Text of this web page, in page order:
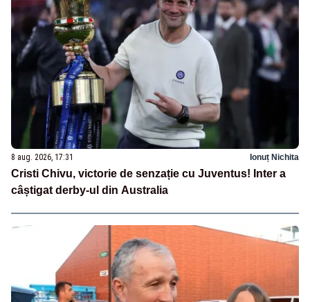
8 aug. 2026, 17:31 Ionuț Nichita
Cristi Chivu, victorie de senzație cu Juventus! Inter a
câștigat derby-ul din Australia